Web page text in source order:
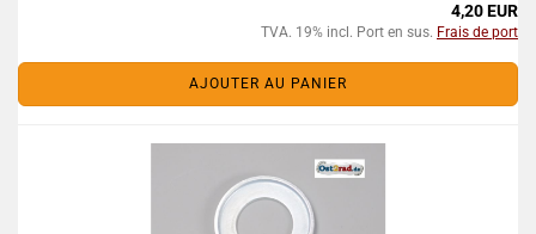
4,20 EUR
TVA. 19% incl. Port en sus. Frais de port
AJOUTER AU PANIER